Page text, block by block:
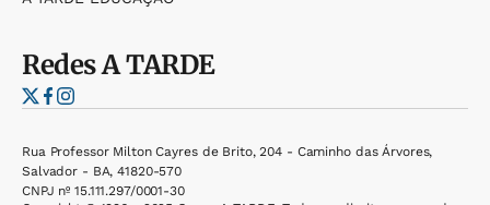
RedesA TARDE
Rua Professor Milton Cayres de Brito, 204 - Caminho das Árvores,
Salvador - BA, 41820-570
CNPJ nº 15.111.297/0001-30